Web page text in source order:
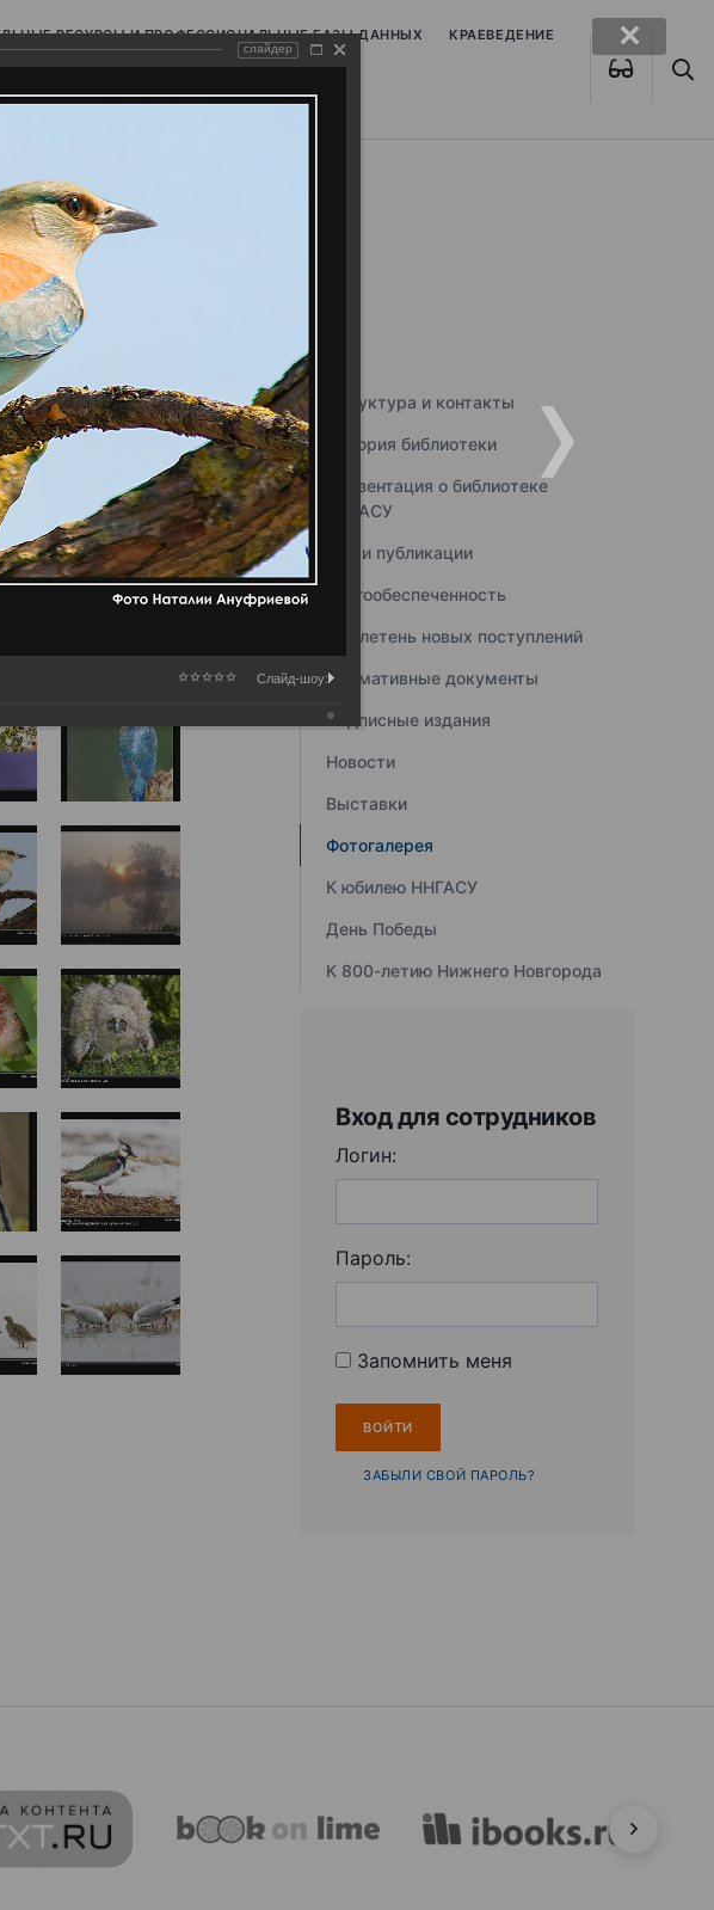
РЕСУРСЫ И ПРОФЕССИОНАЛЬНЫЕ БАЗЫ ДАННЫХ КРАЕВЕДЕНИЕ
Структура и контакты
История библиотеки
Презентация о библиотеке
ННГАСУ
Наши публикации
Книгообеспеченность
Бюллетень новых поступлений
Нормативные документы
Подписные издания
Новости
Выставки
Фотогалерея
К юбилею ННГАСУ
День Победы
К 800-летию Нижнего Новгорода
Вход для сотрудников
Логин:
Пароль:
Запомнить меня
ЗАБЫЛИ СВОЙ ПАРОЛЬ?
слайдер
Слайд-шоу: